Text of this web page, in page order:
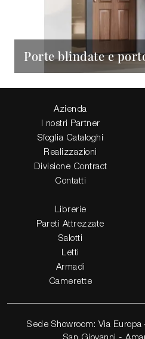
Porte blindate e
Azienda
I nostri Partner
Sfoglia Cataloghi
Realizzazioni
Divisione Contract
Contatti
Librerie
Pareti Attrezzate
Salotti
Letti
Armadi
Camerette
Sede Showroom: Via